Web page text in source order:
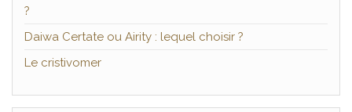
?
Daiwa Certate ou Airity : lequel choisir ?
Le cristivomer